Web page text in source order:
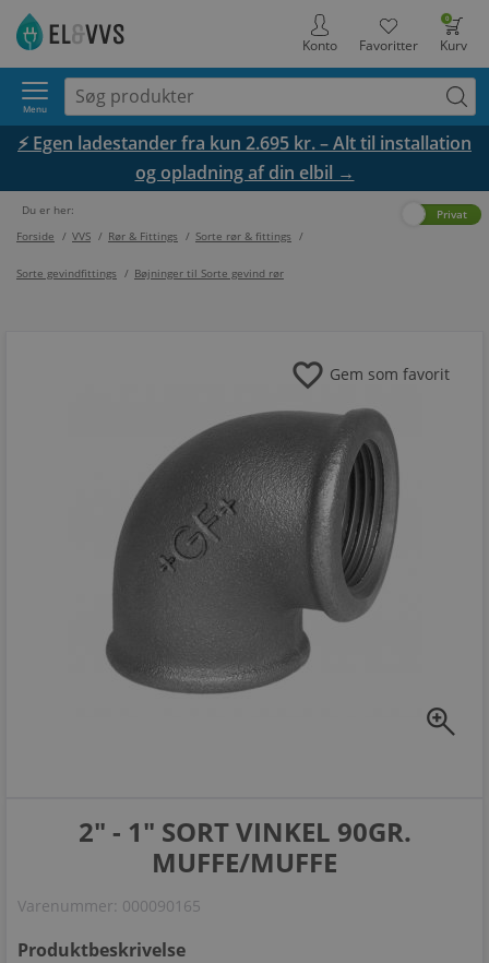
0
Kurv
Favoritter
Konto
Menu
⚡ Egen ladestander fra kun 2.695 kr. – Alt til installation
og opladning af din elbil →
Du er her:
Forside / VVS / Rør & Fittings / Sorte rør & fittings /
Sorte gevindfittings / Bøjninger til Sorte gevind rør
Privat
zoom_in
favorite Gem som favorit
2" - 1" SORT VINKEL 90GR.
MUFFE/MUFFE
Varenummer: 000090165
Produktbeskrivelse